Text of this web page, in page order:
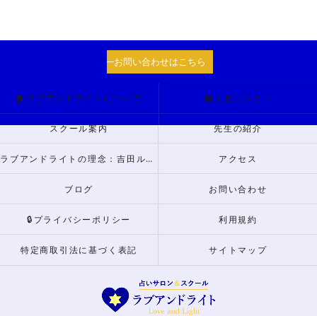
お問い合わせはこちら
🏠ラブアンドライトについて 個人セッション
スクール案内 先生の紹介
ラブアンドライトの理念：吉田ルナからのメッセージ アクセス
ブログ お問い合わせ
🔒プライバシーポリシー 利用規約
特定商取引法に基づく表記 サイトマップ